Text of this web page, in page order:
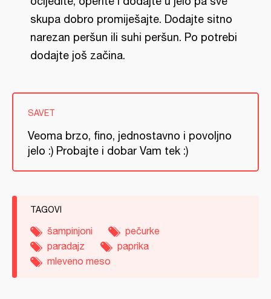
skupa dobro promiješajte. Dodajte sitno
narezan peršun ili suhi peršun. Po potrebi
dodajte još začina.
SAVET
Veoma brzo, fino, jednostavno i povoljno
jelo :) Probajte i dobar Vam tek :)
TAGOVI
šampinjoni
pečurke
paradajz
paprika
mleveno meso